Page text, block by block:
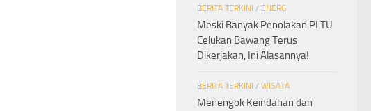
BERITA TERKINI / ENERGI
Meski Banyak Penolakan PLTU
Celukan Bawang Terus
Dikerjakan, Ini Alasannya!
BERITA TERKINI / WISATA
Menengok Keindahan dan